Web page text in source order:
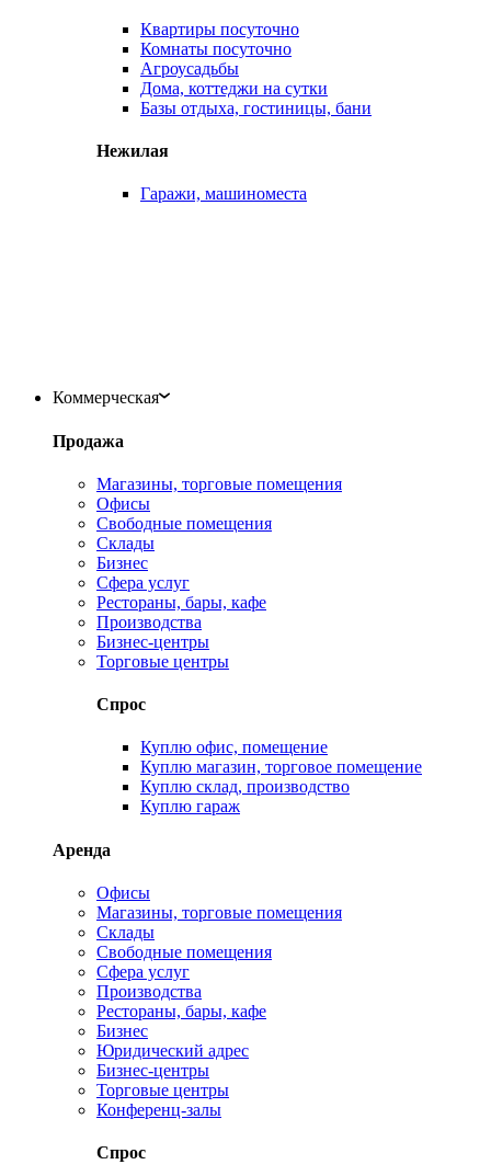
Квартиры посуточно
Комнаты посуточно
Агроусадьбы
Дома, коттеджи на сутки
Базы отдыха, гостиницы, бани
Нежилая
Гаражи, машиноместа
Коммерческая
Продажа
Магазины, торговые помещения
Офисы
Свободные помещения
Склады
Бизнес
Сфера услуг
Рестораны, бары, кафе
Производства
Бизнес-центры
Торговые центры
Спрос
Куплю офис, помещение
Куплю магазин, торговое помещение
Куплю склад, производство
Куплю гараж
Аренда
Офисы
Магазины, торговые помещения
Склады
Свободные помещения
Сфера услуг
Производства
Рестораны, бары, кафе
Бизнес
Юридический адрес
Бизнес-центры
Торговые центры
Конференц-залы
Спрос